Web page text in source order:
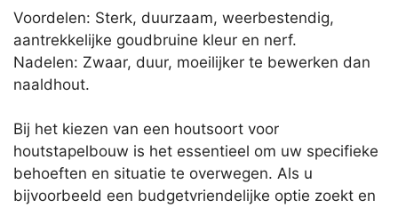
Voordelen: Sterk, duurzaam, weerbestendig,
aantrekkelijke goudbruine kleur en nerf.
Nadelen: Zwaar, duur, moeilijker te bewerken dan
naaldhout.
Bij het kiezen van een houtsoort voor
houtstapelbouw is het essentieel om uw specifieke
behoeften en situatie te overwegen. Als u
bijvoorbeeld een budgetvriendelijke optie zoekt en